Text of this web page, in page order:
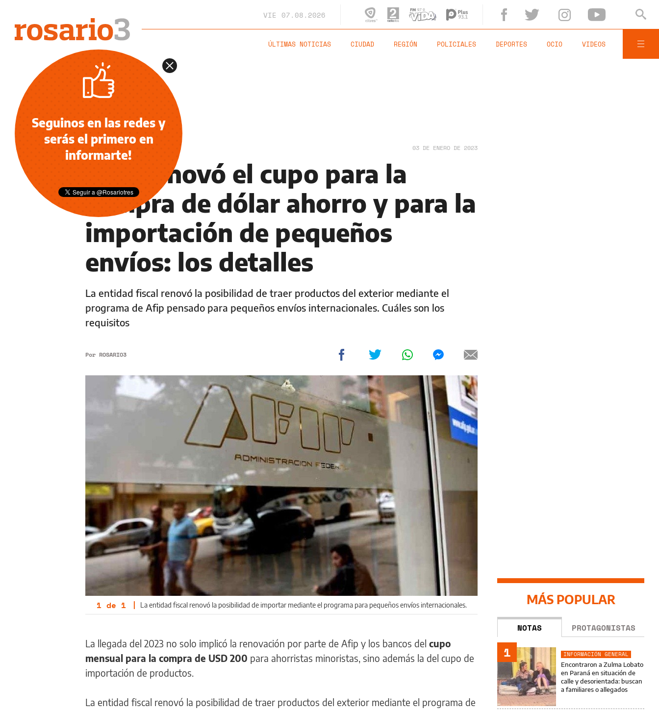
VIE 07.08.2026
ÚLTIMAS NOTICIAS CIUDAD REGIÓN POLICIALES DEPORTES OCIO VIDEOS
INFORMACIÓN GENERAL 03 DE ENERO DE 2023
Afip renovó el cupo para la
compra de dólar ahorro y para la
importación de pequeños
envíos: los detalles
La entidad fiscal renovó la posibilidad de traer productos del exterior mediante el
programa de Afip pensado para pequeños envíos internacionales. Cuáles son los
requisitos
Por ROSARIO3
1 de 1 | La entidad fiscal renovó la posibilidad de importar mediante el programa para pequeños envíos internacionales.
La llegada del 2023 no solo implicó la renovación por parte de Afip y los bancos del cupo
mensual para la compra de USD 200 para ahorristas minoristas, sino además la del cupo de
importación de productos.
La entidad fiscal renovó la posibilidad de traer productos del exterior mediante el programa de
MÁS POPULAR
NOTAS PROTAGONISTAS
1
INFORMACIÓN GENERAL
Encontraron a Zulma Lobato
en Paraná en situación de
calle y desorientada: buscan
a familiares o allegados
Seguinos en las redes y
serás el primero en
informarte!